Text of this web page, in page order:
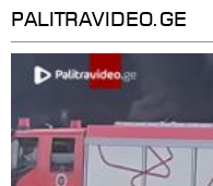
PALITRAVIDEO.GE